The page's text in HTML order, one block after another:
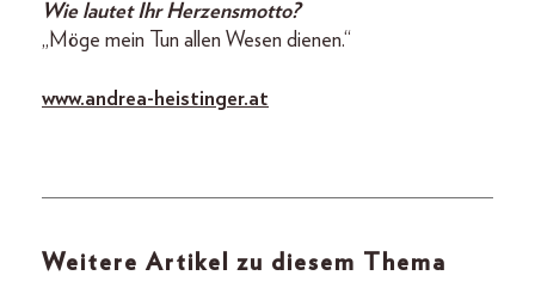
Wie lautet Ihr Herzensmotto?
„Möge mein Tun allen Wesen dienen.“
www.andrea-heistinger.at
Weitere Artikel zu diesem Thema